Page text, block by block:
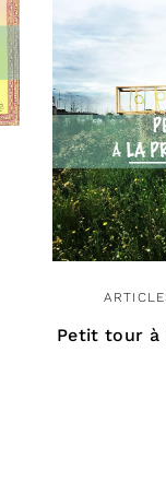
Petit tour à